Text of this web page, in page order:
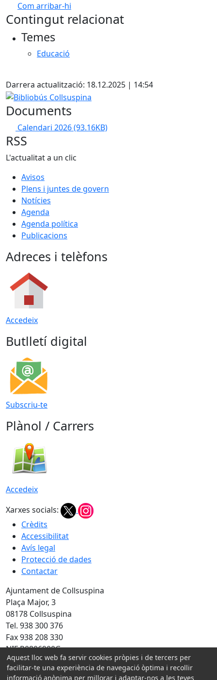
Com arribar-hi
+
Contingut relacionat
Temes
Educació
Darrera actualització: 18.12.2025 | 14:54
Bibliobús Collsuspina
Documents
Calendari 2026(93.16KB)
RSS
L'actualitat a un clic
Avisos
Plens i juntes de govern
Notícies
Agenda
Agenda política
Publicacions
Adreces i telèfons
Accedeix
Butlletí digital
Subscriu-te
Plànol / Carrers
Accedeix
Xarxes socials:
Crèdits
Accessibilitat
Avís legal
Protecció de dades
Contactar
Ajuntament de Collsuspina
Plaça Major, 3
08178 Collsuspina
Tel. 938 300 376
Fax 938 208 330
NIF P0806900G
Amb la col·laboració de:
Aquest lloc web fa servir cookies pròpies i de tercers per
facilitar-te una experiència de navegació òptima i recollir
informació anònima per millorar i adaptar-nos a les teves